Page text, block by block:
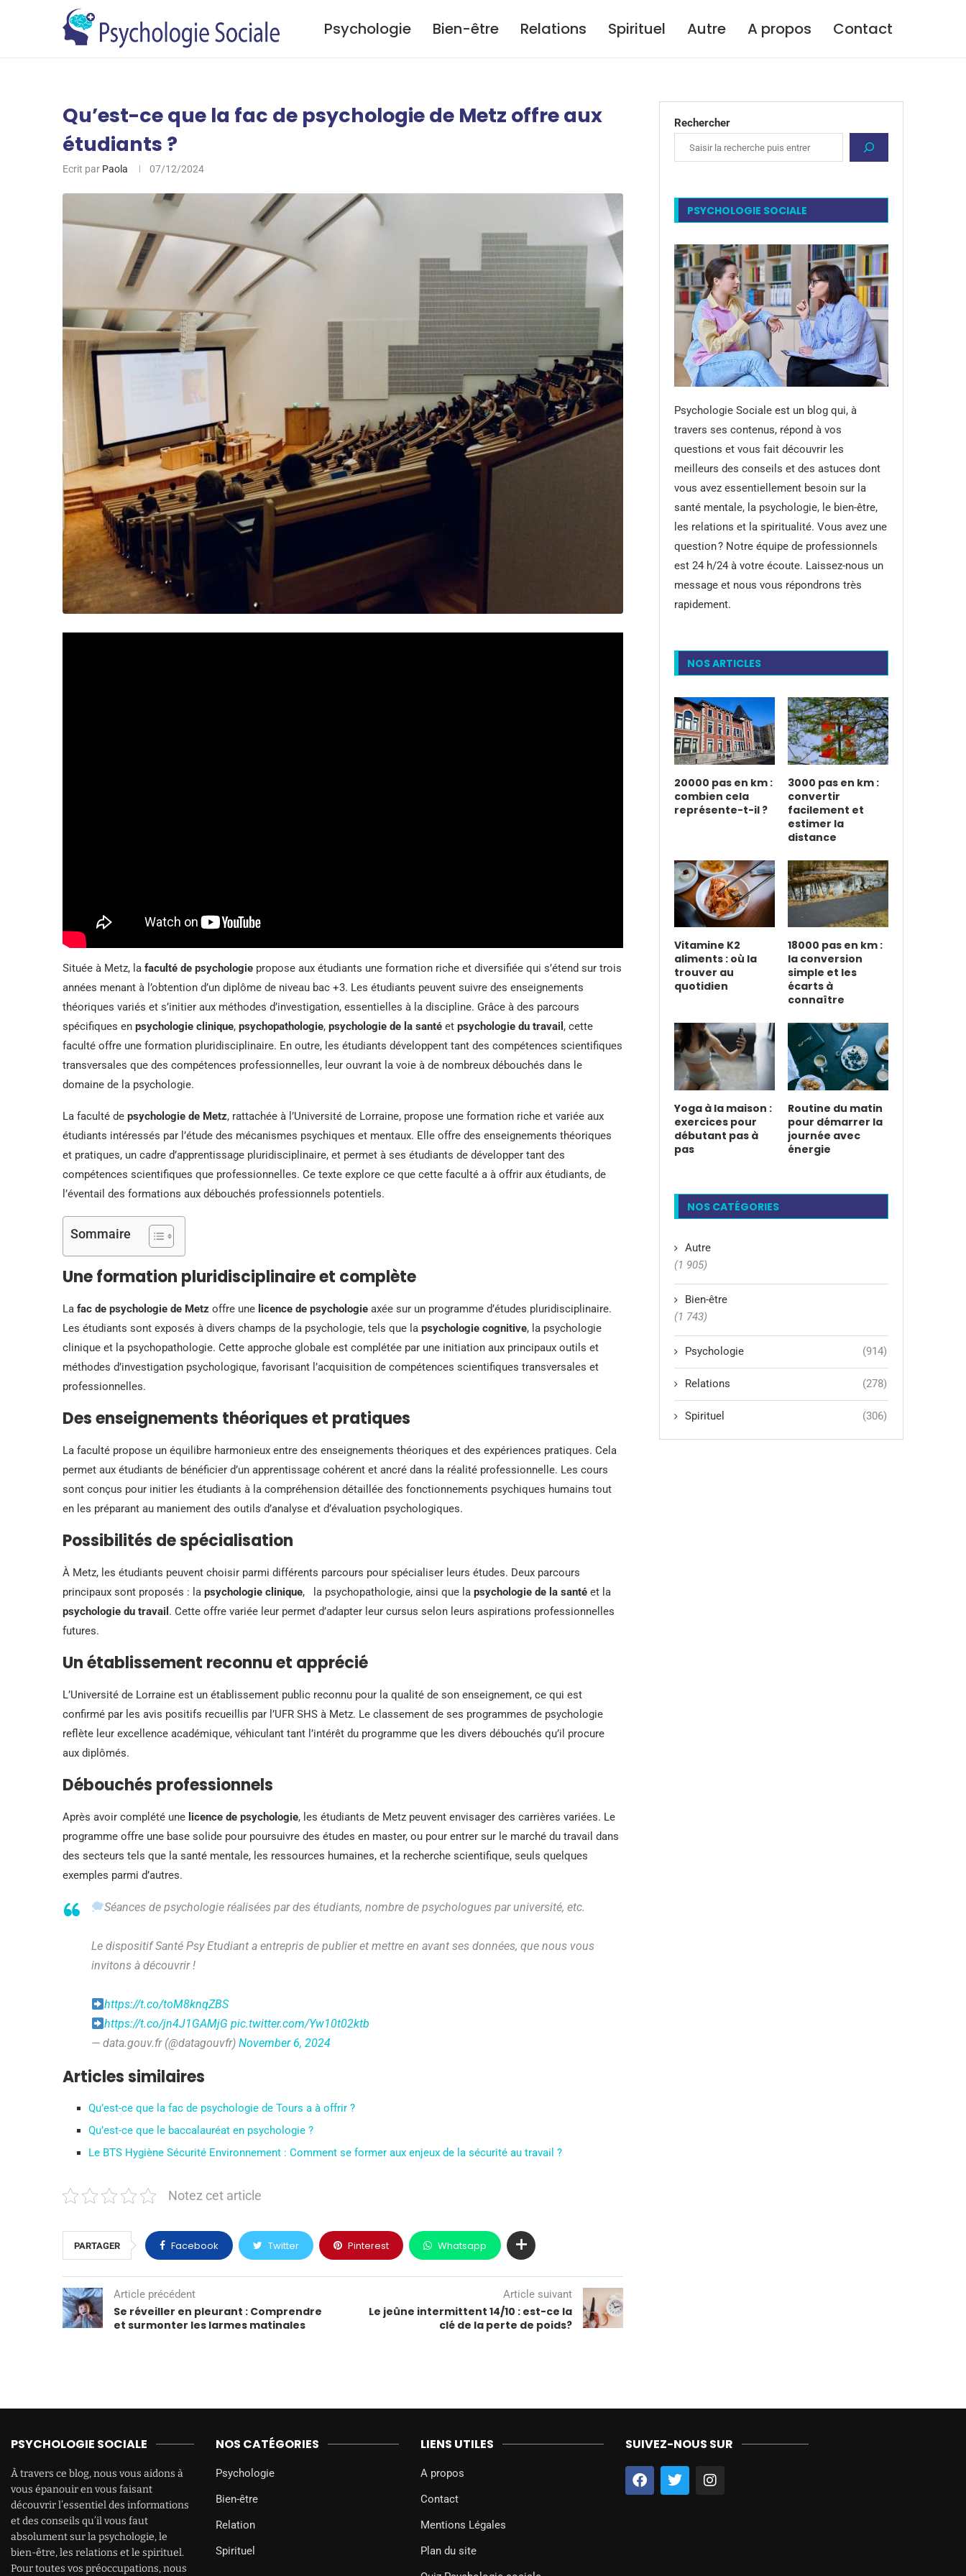
Psychologie Bien-être Relations Spirituel Autre A propos Contact
Qu’est-ce que la fac de psychologie de Metz offre aux
étudiants ?
Ecrit par Paola 07/12/2024
Située à Metz, la faculté de psychologie propose aux étudiants une formation riche et diversifiée qui s’étend sur trois
années menant à l’obtention d’un diplôme de niveau bac +3. Les étudiants peuvent suivre des enseignements
théoriques variés et s’initier aux méthodes d’investigation, essentielles à la discipline. Grâce à des parcours
spécifiques en psychologie clinique, psychopathologie, psychologie de la santé et psychologie du travail , cette
faculté offre une formation pluridisciplinaire. En outre, les étudiants développent tant des compétences scientifiques
transversales que des compétences professionnelles, leur ouvrant la voie à de nombreux débouchés dans le
domaine de la psychologie.
La faculté de psychologie de Metz, rattachée à l’Université de Lorraine, propose une formation riche et variée aux
étudiants intéressés par l’étude des mécanismes psychiques et mentaux. Elle offre des enseignements théoriques
et pratiques, un cadre d’apprentissage pluridisciplinaire, et permet à ses étudiants de développer tant des
compétences scientifiques que professionnelles. Ce texte explore ce que cette faculté a à offrir aux étudiants, de
l’éventail des formations aux débouchés professionnels potentiels.
Sommaire
Une formation pluridisciplinaire et complète
La fac de psychologie de Metz offre une licence de psychologie axée sur un programme d’études pluridisciplinaire.
Les étudiants sont exposés à divers champs de la psychologie, tels que la psychologie cognitive, la psychologie
clinique et la psychopathologie. Cette approche globale est complétée par une initiation aux principaux outils et
méthodes d’investigation psychologique, favorisant l’acquisition de compétences scientifiques transversales et
professionnelles.
Des enseignements théoriques et pratiques
La faculté propose un équilibre harmonieux entre des enseignements théoriques et des expériences pratiques. Cela
permet aux étudiants de bénéficier d’un apprentissage cohérent et ancré dans la réalité professionnelle. Les cours
sont conçus pour initier les étudiants à la compréhension détaillée des fonctionnements psychiques humains tout
en les préparant au maniement des outils d’analyse et d’évaluation psychologiques.
Possibilités de spécialisation
À Metz, les étudiants peuvent choisir parmi différents parcours pour spécialiser leurs études. Deux parcours
principaux sont proposés : la psychologie clinique, la psychopathologie, ainsi que la psychologie de la santé et la
psychologie du travail . Cette offre variée leur permet d’adapter leur cursus selon leurs aspirations professionnelles
futures.
Un établissement reconnu et apprécié
L’Université de Lorraine est un établissement public reconnu pour la qualité de son enseignement, ce qui est
confirmé par les avis positifs recueillis par l’UFR SHS à Metz. Le classement de ses programmes de psychologie
reflète leur excellence académique, véhiculant tant l’intérêt du programme que les divers débouchés qu’il procure
aux diplômés.
Débouchés professionnels
Après avoir complété une licence de psychologie, les étudiants de Metz peuvent envisager des carrières variées. Le
programme offre une base solide pour poursuivre des études en master, ou pour entrer sur le marché du travail dans
des secteurs tels que la santé mentale, les ressources humaines, et la recherche scientifique, seuls quelques
exemples parmi d’autres.
Séances de psychologie réalisées par des étudiants, nombre de psychologues par université, etc.
Le dispositif Santé Psy Etudiant a entrepris de publier et mettre en avant ses données, que nous vous
invitons à découvrir !
https://t.co/toM8knqZBS
https://t.co/jn4J1GAMjG pic.twitter.com/Yw10t02ktb
— data.gouv.fr (@datagouvfr) November 6, 2024
Articles similaires
Qu’est-ce que la fac de psychologie de Tours a à offrir ?
Qu’est-ce que le baccalauréat en psychologie ?
Le BTS Hygiène Sécurité Environnement : Comment se former aux enjeux de la sécurité au travail ?
Notez cet article
PARTAGER Facebook Twitter Pinterest Whatsapp
Article précédent
Se réveiller en pleurant : Comprendre
et surmonter les larmes matinales
Article suivant
Le jeûne intermittent 14/10 : est-ce la
clé de la perte de poids?
Rechercher
PSYCHOLOGIE SOCIALE
Psychologie Sociale est un blog qui, à
travers ses contenus, répond à vos
questions et vous fait découvrir les
meilleurs des conseils et des astuces dont
vous avez essentiellement besoin sur la
santé mentale, la psychologie, le bien-être,
les relations et la spiritualité. Vous avez une
question ? Notre équipe de professionnels
est 24 h/24 à votre écoute. Laissez-nous un
message et nous vous répondrons très
rapidement.
NOS ARTICLES
20000 pas en km :
combien cela
représente-t-il ?
3000 pas en km :
convertir
facilement et
estimer la
distance
Vitamine K2
aliments : où la
trouver au
quotidien
18000 pas en km :
la conversion
simple et les
écarts à
connaître
Yoga à la maison :
exercices pour
débutant pas à
pas
Routine du matin
pour démarrer la
journée avec
énergie
NOS CATÉGORIES
Autre
(1 905)
Bien-être
(1 743)
Psychologie (914)
Relations (278)
Spirituel (306)
PSYCHOLOGIE SOCIALE
À travers ce blog, nous vous aidons à
vous épanouir en vous faisant
découvrir l’essentiel des informations
et des conseils qu’il vous faut
absolument sur la psychologie, le
bien-être, les relations et le spirituel.
Pour toutes vos préoccupations, nous
NOS CATÉGORIES
Psychologie
Bien-être
Relation
Spirituel
LIENS UTILES
A propos
Contact
Mentions Légales
Plan du site
SUIVEZ-NOUS SUR